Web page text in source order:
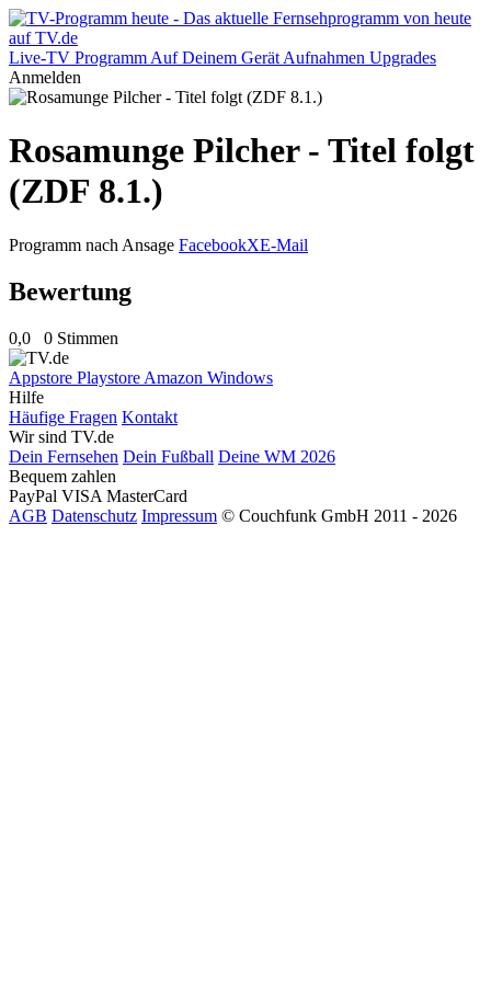
Live-TV Programm Auf Deinem Gerät Aufnahmen Upgrades
Anmelden
Rosamunge Pilcher - Titel folgt
(ZDF 8.1.)
Programm nach Ansage FacebookXE-Mail
Bewertung
0,0 0 Stimmen
Appstore Playstore Amazon Windows
Hilfe
Häufige Fragen Kontakt
Wir sind TV.de
Dein Fernsehen Dein Fußball Deine WM 2026
Bequem zahlen
PayPal VISA MasterCard
AGB Datenschutz Impressum © Couchfunk GmbH 2011 - 2026